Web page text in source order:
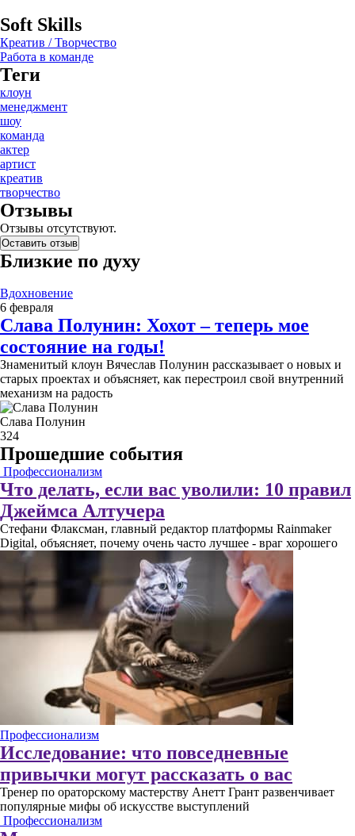
Soft Skills
Креатив / Творчество
Работа в команде
Теги
клоун
менеджмент
шоу
команда
актер
артист
креатив
творчество
Отзывы
Отзывы отсутствуют.
Оставить отзыв
Близкие по духу
Вдохновение
6 февраля
Слава Полунин: Хохот – теперь мое
состояние на годы!
Знаменитый клоун Вячеслав Полунин рассказывает о но­вых и
старых проек­тах и объясняет, как перестроил свой внутренний
механизм на радость
Слава Полунин
324
Прошедшие события
Профессионализм
Что делать, если вас уволили: 10 правил
Джеймса Алтучера
Стефани Флаксман, главный редактор платформы Rainmaker
Digital, объясняет, почему очень часто лучшее - враг хорошего
Профессионализм
Исследование: что повседневные
привычки могут рассказать о вас
Тренер по ораторскому мастерству Анетт Грант развенчивает
популярные мифы об искусстве выступлений
Профессионализм